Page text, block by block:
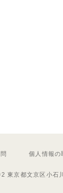
個人情報の
東京都文京区小石